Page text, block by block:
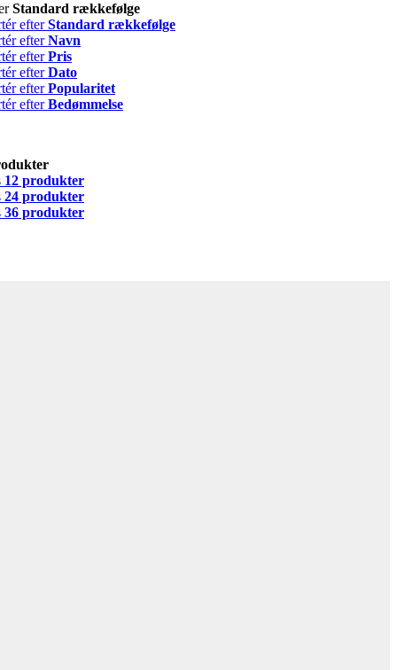
Standard rækkefølge
efterStandard rækkefølge
efterNavn
efterPris
efterDato
efterPopularitet
efterBedømmelse
12 produkter
24 produkter
36 produkter